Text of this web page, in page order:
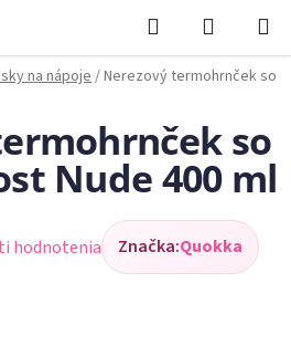
Hľadať
KOŠÍK
na nápoje/Nerezový termohrnček so
so
Nude 400 ml
hodnotenia Značka:Quokka